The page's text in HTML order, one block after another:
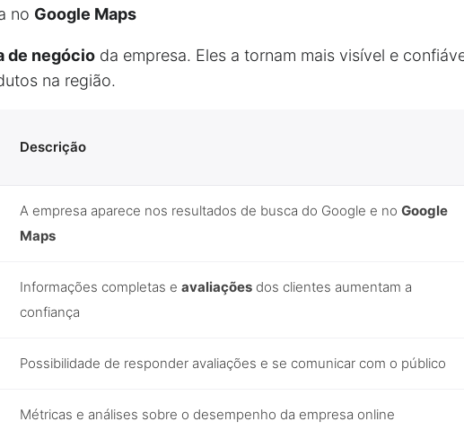
no Google Maps
de negócio da empresa. Eles a tornam mais visível e
na região.
Descrição
A empresa aparece nos resultados de busca do Google e no Google
Maps
Informações completas e avaliações dos clientes aumentam a
confiança
Possibilidade de responder avaliações e se comunicar com o público
Métricas e análises sobre o desempenho da empresa online